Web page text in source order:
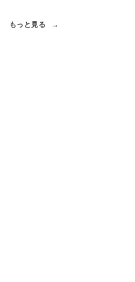
もっと見る